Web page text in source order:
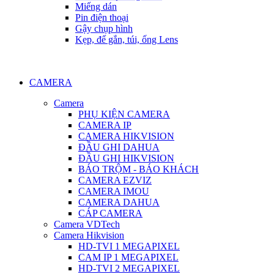
Miếng dán
Pin điện thoại
Gậy chụp hình
Kẹp, đế gắn, túi, ống Lens
CAMERA
Camera
PHỤ KIỆN CAMERA
CAMERA IP
CAMERA HIKVISION
ĐẦU GHI DAHUA
ĐẦU GHI HIKVISION
BÁO TRỘM - BÁO KHÁCH
CAMERA EZVIZ
CAMERA IMOU
CAMERA DAHUA
CÁP CAMERA
Camera VDTech
Camera Hikvision
HD-TVI 1 MEGAPIXEL
CAM IP 1 MEGAPIXEL
HD-TVI 2 MEGAPIXEL